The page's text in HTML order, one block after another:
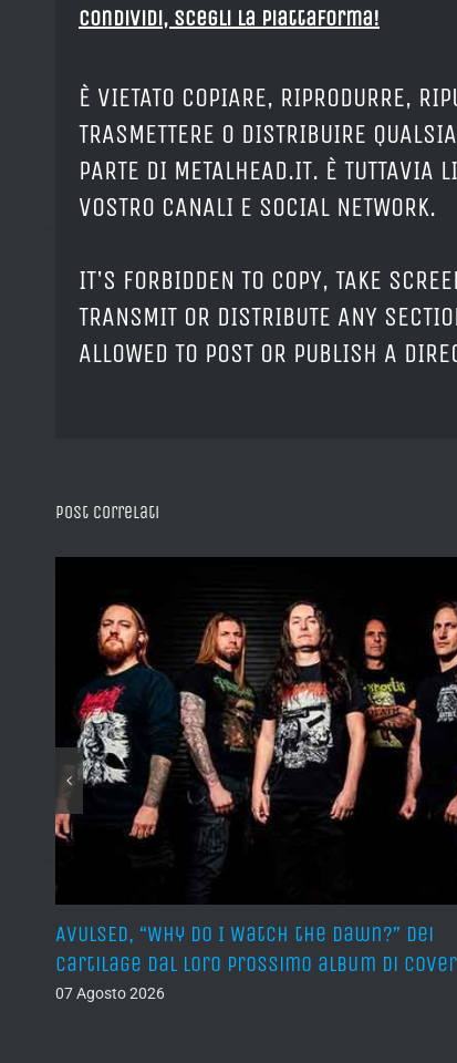
Condividi, Scegli la piattaforma!
È VIETATO COPIARE, RIPRODURRE,
TRASMETTERE O DISTRIBUIRE
PARTE DI METALHEAD.IT. È TUTTAVIA
VOSTRO CANALI E SOCIAL NETWORK.
IT'S FORBIDDEN TO COPY, TAKE
TRANSMIT OR DISTRIBUTE ANY
ALLOWED TO POST OR PUBLISH A
Post correlati
AVULSED, “Why Do I Watch the Dawn?” dei
Cartilage dal loro prossimo album di cover
07 Agosto 2026